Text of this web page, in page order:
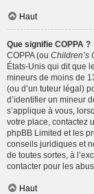
Haut
Que signifie COPPA ?
COPPA (ou Children’s
États-Unis qui dit que
mineurs de moins de
(ou d’un tuteur légal)
d’identifier un mineur
s’applique à vous,
votre place, contactez
phpBB Limited et les
conseils juridiques et
de toutes sortes, à
contacter pour les
Haut